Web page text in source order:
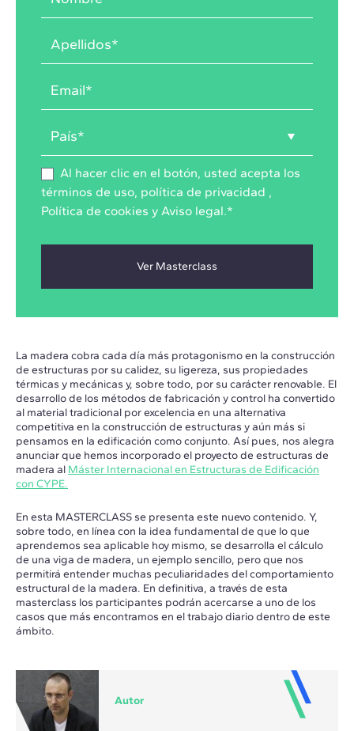
La madera cobra cada día más protagonismo en la construcción
de estructuras por su calidez, su ligereza, sus propiedades
térmicas y mecánicas y, sobre todo, por su carácter renovable. El
desarrollo de los métodos de fabricación y control ha convertido
al material tradicional por excelencia en una alternativa
competitiva en la construcción de estructuras y aún más si
pensamos en la edificación como conjunto. Así pues, nos alegra
anunciar que hemos incorporado el proyecto de estructuras de
madera al Máster Internacional en Estructuras de Edificación
con CYPE.
En esta MASTERCLASS se presenta este nuevo contenido. Y,
sobre todo, en línea con la idea fundamental de que lo que
aprendemos sea aplicable hoy mismo, se desarrolla el cálculo
de una viga de madera, un ejemplo sencillo, pero que nos
permitirá entender muchas peculiaridades del comportamiento
estructural de la madera. En definitiva, a través de esta
masterclass los participantes podrán acercarse a uno de los
casos que más encontramos en el trabajo diario dentro de este
ámbito.
Al hacer clic en el botón, usted acepta los
términos de uso, política de privacidad ,
Política de cookies y Aviso legal.*
Autor